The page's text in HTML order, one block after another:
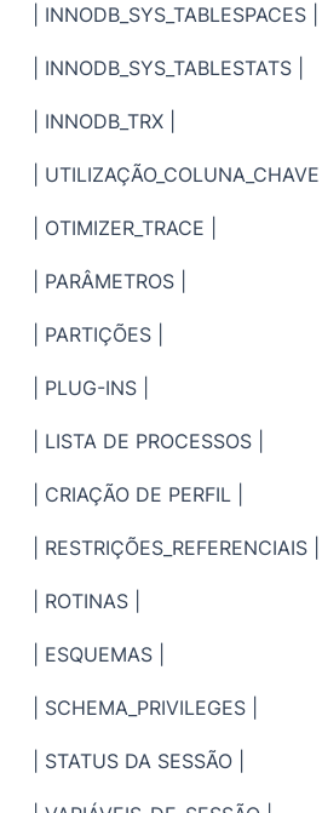
| INNODB_SYS_TABLESPACES |
| INNODB_SYS_TABLESTATS |
| INNODB_TRX |
| UTILIZAÇÃO_COLUNA_CHAVE |
| OTIMIZER_TRACE |
| PARÂMETROS |
| PARTIÇÕES |
| PLUG-INS |
| LISTA DE PROCESSOS |
| CRIAÇÃO DE PERFIL |
| RESTRIÇÕES_REFERENCIAIS |
| ROTINAS |
| ESQUEMAS |
| SCHEMA_PRIVILEGES |
| STATUS DA SESSÃO |